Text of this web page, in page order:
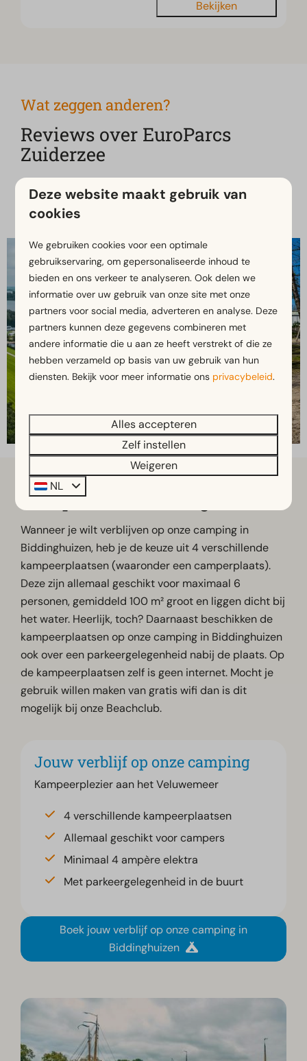
Bekijken
Wat zeggen anderen?
Reviews over EuroParcs
Zuiderzee
Kamperen in Biddinghuizen
Wanneer je wilt verblijven op onze camping in
Biddinghuizen, heb je de keuze uit 4 verschillende
kampeerplaatsen (waaronder een camperplaats).
Deze zijn allemaal geschikt voor maximaal 6
personen, gemiddeld 100 m² groot en liggen dicht bij
het water. Heerlijk, toch? Daarnaast beschikken de
kampeerplaatsen op onze camping in Biddinghuizen
ook over een parkeergelegenheid nabij de plaats. Op
de kampeerplaatsen zelf is geen internet. Mocht je
gebruik willen maken van gratis wifi dan is dit
mogelijk bij onze Beachclub.
Jouw verblijf op onze camping
Kampeerplezier aan het Veluwemeer
4 verschillende kampeerplaatsen
Allemaal geschikt voor campers
Minimaal 4 ampère elektra
Met parkeergelegenheid in de buurt
Boek jouw verblijf op onze camping in
Biddinghuizen
Deze website maakt gebruik van
cookies
We gebruiken cookies voor een optimale
gebruikservaring, om gepersonaliseerde inhoud te
bieden en ons verkeer te analyseren. Ook delen we
informatie over uw gebruik van onze site met onze
partners voor social media, adverteren en analyse. Deze
partners kunnen deze gegevens combineren met
andere informatie die u aan ze heeft verstrekt of die ze
hebben verzameld op basis van uw gebruik van hun
diensten. Bekijk voor meer informatie ons privacybeleid.
Alles accepteren
Zelf instellen
Weigeren
NL